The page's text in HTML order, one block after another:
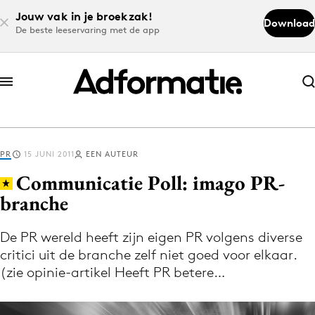
Jouw vak in je broekzak!
De beste leeservaring met de app
Download
Abonneer nu
Abonneer nu
Log in
Volg het laatste nieuws via de Adformatie
Nieuws app
PR 15 JUNI 2011 EEN AUTEUR
Communicatie Poll: imago PR-
branche
De PR wereld heeft zijn eigen PR volgens diverse
critici uit de branche zelf niet goed voor elkaar.
(zie opinie-artikel Heeft PR betere…